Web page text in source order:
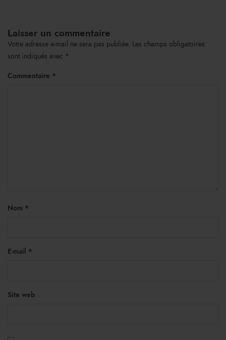
Laisser un commentaire
Votre adresse e-mail ne sera pas publiée. Les champs obligatoires
sont indiqués avec *
Commentaire *
Nom *
E-mail *
Site web